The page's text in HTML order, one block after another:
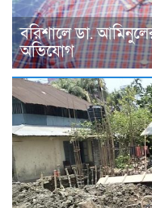
বরিশালে ডা.
অভিযোগ